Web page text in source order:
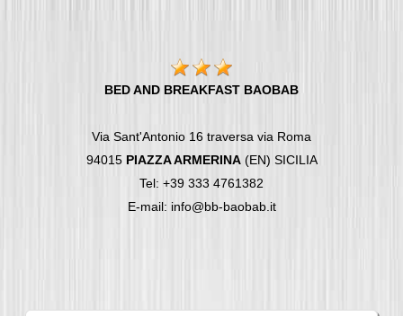
BED AND BREAKFAST BAOBAB
Via Sant'Antonio 16 traversa via Roma
94015 PIAZZA ARMERINA(EN) SICILIA
Tel: +39 333 4761382
E-mail: info@bb-baobab.it